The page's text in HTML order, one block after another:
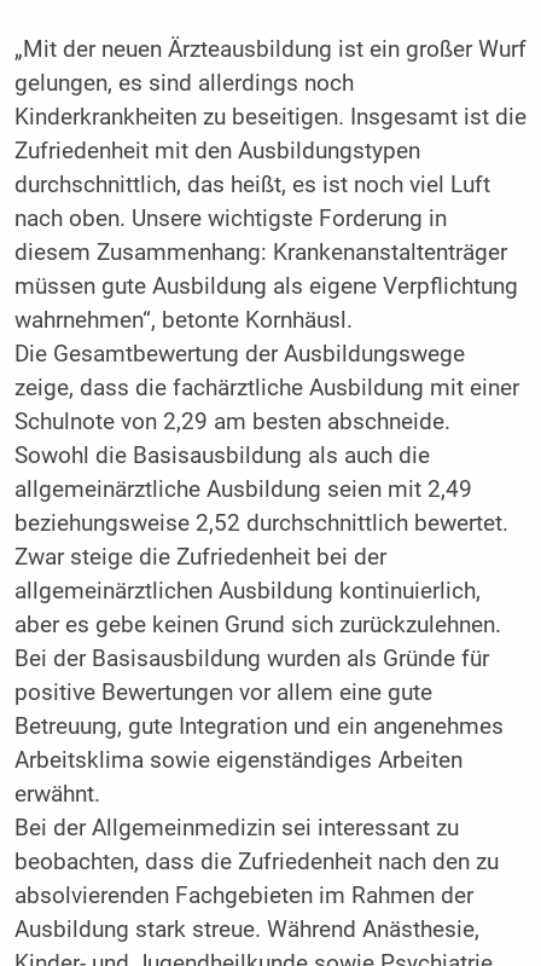
„Mit der neuen Ärzteausbildung ist ein großer Wurf
gelungen, es sind allerdings noch
Kinderkrankheiten zu beseitigen. Insgesamt ist die
Zufriedenheit mit den Ausbildungstypen
durchschnittlich, das heißt, es ist noch viel Luft
nach oben. Unsere wichtigste Forderung in
diesem Zusammenhang: Krankenanstaltenträger
müssen gute Ausbildung als eigene Verpflichtung
wahrnehmen“, betonte Kornhäusl.
Die Gesamtbewertung der Ausbildungswege
zeige, dass die fachärztliche Ausbildung mit einer
Schulnote von 2,29 am besten abschneide.
Sowohl die Basisausbildung als auch die
allgemeinärztliche Ausbildung seien mit 2,49
beziehungsweise 2,52 durchschnittlich bewertet.
Zwar steige die Zufriedenheit bei der
allgemeinärztlichen Ausbildung kontinuierlich,
aber es gebe keinen Grund sich zurückzulehnen.
Bei der Basisausbildung wurden als Gründe für
positive Bewertungen vor allem eine gute
Betreuung, gute Integration und ein angenehmes
Arbeitsklima sowie eigenständiges Arbeiten
erwähnt.
Bei der Allgemeinmedizin sei interessant zu
beobachten, dass die Zufriedenheit nach den zu
absolvierenden Fachgebieten im Rahmen der
Ausbildung stark streue. Während Anästhesie,